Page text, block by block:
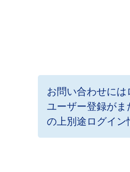
お問い合わせに
ユーザー登録がま
の上別途ログイン